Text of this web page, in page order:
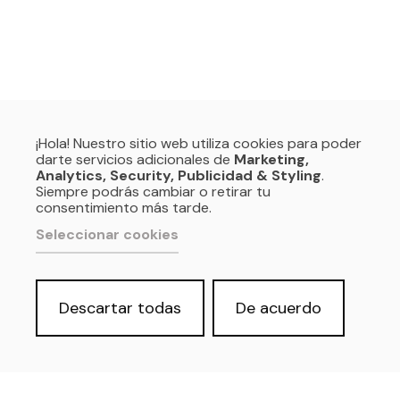
¡Hola! Nuestro sitio web utiliza cookies para poder
darte servicios adicionales de Marketing,
Analytics, Security, Publicidad & Styling.
Siempre podrás cambiar o retirar tu
consentimiento más tarde.
Seleccionar cookies
Descartar todas De acuerdo